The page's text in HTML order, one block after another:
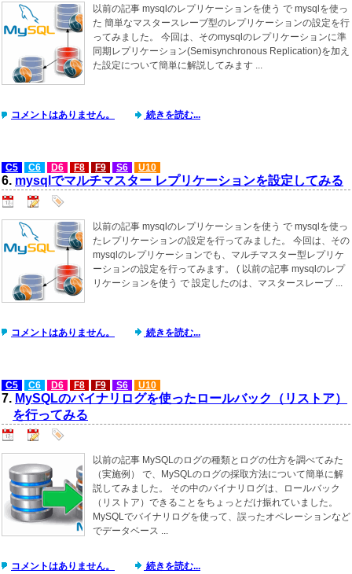
以前の記事 mysqlのレプリケーションを使う で mysqlを使っ
た 簡単なマスタースレーブ型のレプリケーションの設定を行
ってみました。 今回は、そのmysqlのレプリケーションに準
同期レプリケーション(Semisynchronous Replication)を加え
た設定について簡単に解説してみます ...
コメントはありません。 続きを読む...
C5 C6 D6 F8 F9 S6 U10
6. mysqlでマルチマスター レプリケーションを設定してみる
以前の記事 mysqlのレプリケーションを使う で mysqlを使っ
たレプリケーションの設定を行ってみました。 今回は、その
mysqlのレプリケーションでも、マルチマスター型レプリケ
ーションの設定を行ってみます。 ( 以前の記事 mysqlのレプ
リケーションを使う で 設定したのは、マスタースレーブ ...
コメントはありません。 続きを読む...
C5 C6 D6 F8 F9 S6 U10
7. MySQLのバイナリログを使ったロールバック（リストア）
を行ってみる
以前の記事 MySQLのログの種類とログの仕方を調べてみた
（実施例） で、MySQLのログの採取方法について簡単に解
説してみました。 その中のバイナリログは、ロールバック
（リストア）できることをちょっとだけ振れていました。
MySQLでバイナリログを使って、誤ったオペレーションなど
でデータベース ...
コメントはありません。 続きを読む...